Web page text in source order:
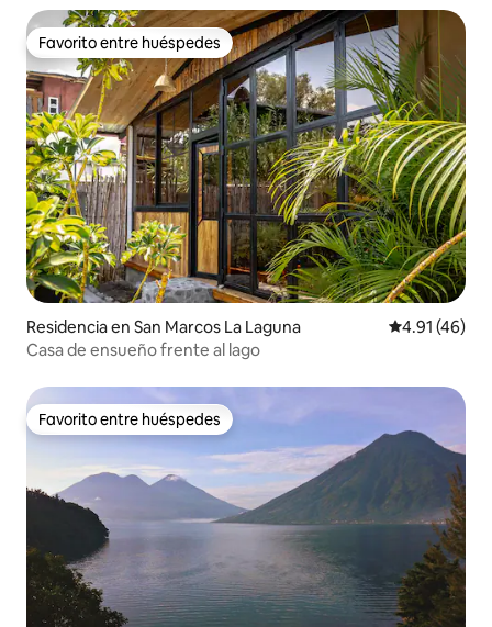
Favorito entre huéspedes
Favorito entre huéspedes
Residencia en San Marcos La Laguna Calificación
4.91 (46)
Casa de ensueño frente al lago
Favorito entre huéspedes
Favorito entre huéspedes